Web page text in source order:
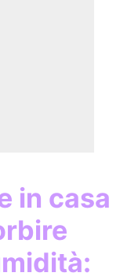
in casa